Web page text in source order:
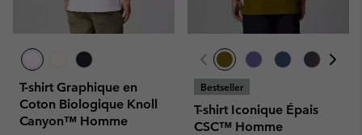
T-shirt Graphique en
Coton Biologique Knoll
Canyon™ Homme
Bestseller
T-shirt Iconique Épais
CSC™ Homme